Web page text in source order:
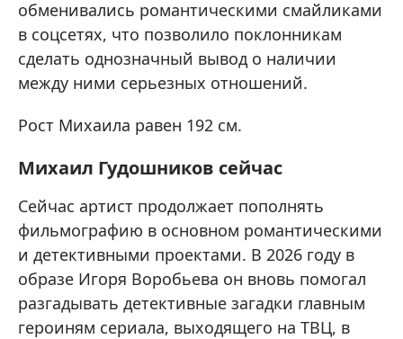
обменивались романтическими смайликами
в соцсетях, что позволило поклонникам
сделать однозначный вывод о наличии
между ними серьезных отношений.
Рост Михаила равен 192 см.
Михаил Гудошников сейчас
Сейчас артист продолжает пополнять
фильмографию в основном романтическими
и детективными проектами. В 2026 году в
образе Игоря Воробьева он вновь помогал
разгадывать детективные загадки главным
героиням сериала, выходящего на ТВЦ, в